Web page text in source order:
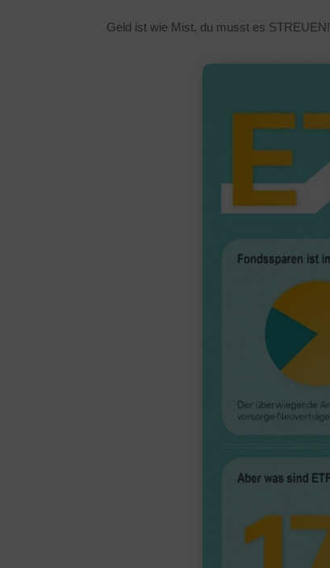
Geld ist wie Mist, du musst es STREUEN!